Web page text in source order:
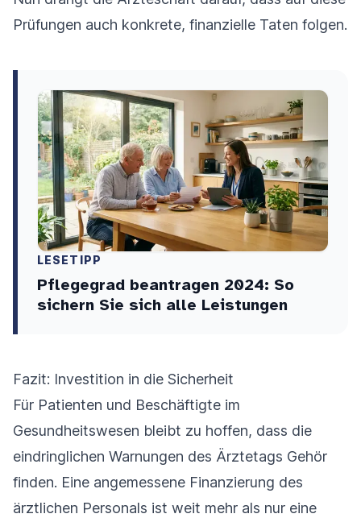
Prüfungen auch konkrete, finanzielle Taten folgen.
LESETIPP
Pflegegrad beantragen 2024: So
sichern Sie sich alle Leistungen
Fazit: Investition in die Sicherheit
Für Patienten und Beschäftigte im
Gesundheitswesen bleibt zu hoffen, dass die
eindringlichen Warnungen des Ärztetags Gehör
finden. Eine angemessene Finanzierung des
ärztlichen Personals ist weit mehr als nur eine